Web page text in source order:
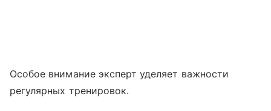
Особое внимание эксперт уделяет важности
регулярных тренировок.